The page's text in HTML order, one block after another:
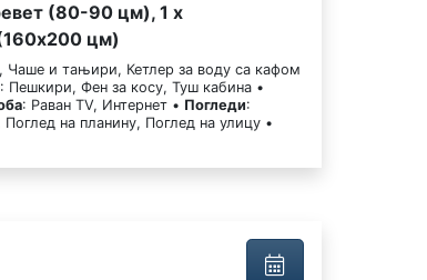
(80-90 цм), 1 x
цм)
Чаше и тањири, Кетлер за воду са кафом
: Пешкири, Фен за косу, Туш кабина •
: Раван TV, Интернет • Погледи:
на планину, Поглед на улицу •